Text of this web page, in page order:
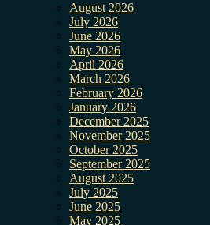
August 2026
July 2026
June 2026
May 2026
April 2026
March 2026
February 2026
January 2026
December 2025
November 2025
October 2025
September 2025
August 2025
July 2025
June 2025
May 2025